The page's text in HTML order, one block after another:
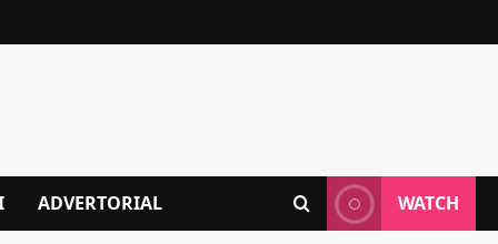
ADVERTORIAL WATCH